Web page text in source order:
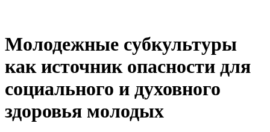
Молодежные субкультуры
как источник опасности для
социального и духовного
здоровья молодых